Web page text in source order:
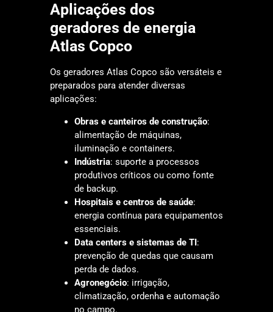
Aplicações dos
geradores de energia
Atlas Copco
Os geradores Atlas Copco são versáteis e
preparados para atender diversas
aplicações:
Obras e canteiros de construção:
alimentação de máquinas,
iluminação e containers.
Indústria: suporte a processos
produtivos críticos ou como fonte
de backup.
Hospitais e centros de saúde:
energia contínua para equipamentos
essenciais.
Data centers e sistemas de TI:
prevenção de quedas que causam
perda de dados.
Agronegócio: irrigação,
climatização, ordenha e automação
no campo.